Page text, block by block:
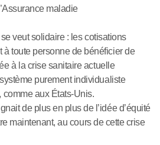
maladie
veut solidaire : les cotisations
toute personne de bénéficier de
à la crise sanitaire actuelle
purement individualiste
comme aux États-Unis.
de plus en plus de l’idée d’équité
maintenant, au cours de cette crise